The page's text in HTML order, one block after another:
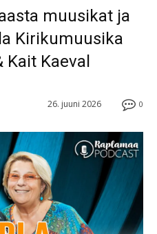
muusikat ja
Kirikumuusika
Kaeval
0
26. juuni 2026